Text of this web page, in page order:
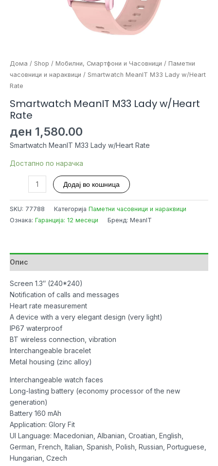
Дома / Shop / Мобилни, Смартфони и Часовници / Паметни
часовници и нараквици / Smartwatch MeanIT M33 Lady w/Heart
Rate
Smartwatch MeanIT M33 Lady w/Heart
Rate
ден 1,580.00
Smartwatch MeanIT M33 Lady w/Heart Rate
Достапно по нарачка
Smartwatch
MeanIT
M33
Додај во кошница
SKU: 77788 Категорија Паметни часовници и нараквици
Ознака: Гаранција: 12 месеци Бренд: MeanIT
Опис
Screen 1.3″ (240*240)
Notification of calls and messages
Heart rate measurement
A device with a very elegant design (very light)
IP67 waterproof
BT wireless connection, vibration
Interchangeable bracelet
Metal housing (zinc alloy)
Interchangeable watch faces
Long-lasting battery (economy processor of the new
generation)
Battery 160 mAh
Application: Glory Fit
UI Language: Macedonian, Albanian, Croatian, English,
German, French, Italian, Spanish, Polish, Russian, Portuguese,
Hungarian, Czech